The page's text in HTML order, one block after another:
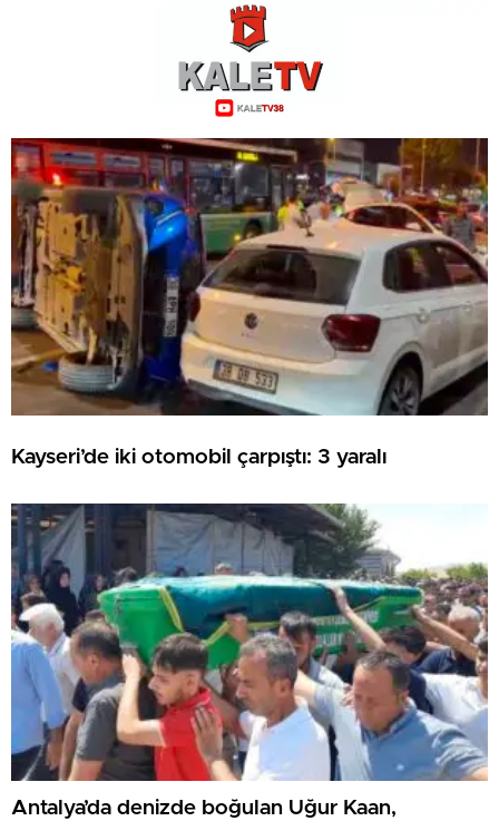
Kayseri’de iki otomobil çarpıştı: 3 yaralı
Antalya’da denizde boğulan Uğur Kaan,